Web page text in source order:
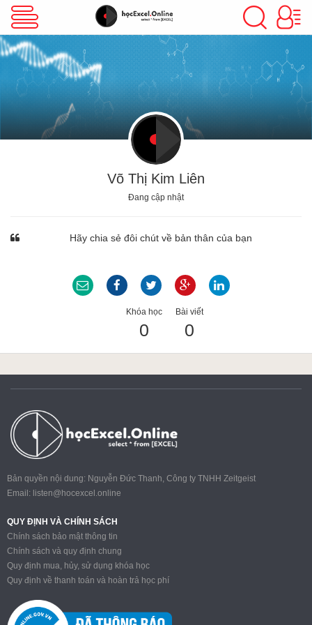
VBA Excel
Excel Cơ Bản
Excel Nâng Cao
Google Sheet
MOS
Power BI
Võ Thị Kim Liên
Đang cập nhật
Hãy chia sẻ đôi chút về bản thân của bạn
Khóa học
0
Bài viết
0
Bản quyền nội dung: Nguyễn Đức Thanh, Công ty TNHH Zeitgeist
Email: listen@hocexcel.online
QUY ĐỊNH VÀ CHÍNH SÁCH
Chính sách bảo mật thông tin
Chính sách và quy định chung
Quy định mua, hủy, sử dụng khóa học
Quy định về thanh toán và hoàn trả học phí